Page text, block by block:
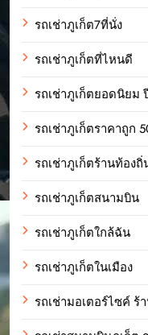
รถเช่าภูเก็ต7ที่นั่ง
รถเช่าภูเก็ตที่ไหนดี
รถเช่าภูเก็ตยอดนิยม
รถเช่าภูเก็ตราคาถูก
รถเช่าภูเก็ตร้านท้อง
รถเช่าภูเก็ตสนามบิน
รถเช่าภูเก็ตใกล้ฉัน
รถเช่าภูเก็ตในเมือง
รถเช่ามอเตอร์ไซค์ ร้